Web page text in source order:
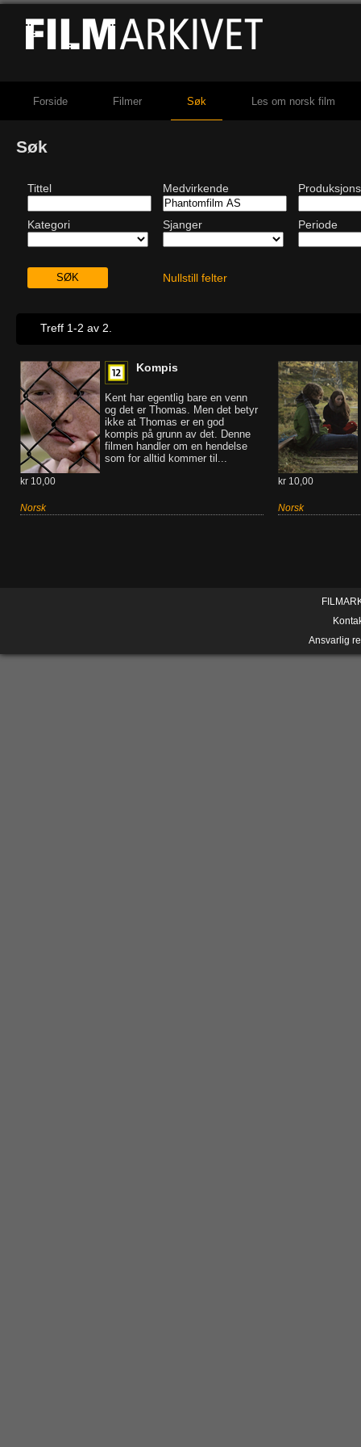
Forside Filmer Søk Les om norsk film
Søk
Tittel Medvirkende
Kategori Sjanger Periode
Nullstill felter
Treff 1-2 av 2.
Kompis
Kent har egentlig bare en venn
og det er Thomas. Men det betyr
ikke at Thomas er en god
kompis på grunn av det. Denne
filmen handler om en hendelse
som for alltid kommer til...
kr 10,00
Norsk
kr 10,00
Norsk
Ansvarlig